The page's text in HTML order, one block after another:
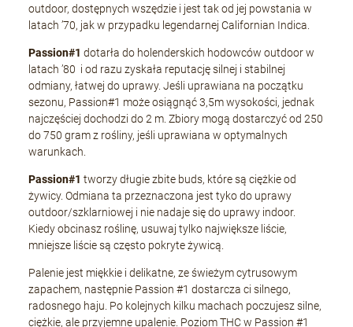
outdoor, dostępnych wszędzie i jest tak od jej powstania w
latach ’70, jak w przypadku legendarnej Californian Indica.
Passion#1 dotarła do holenderskich hodowców outdoor w
latach ’80 i od razu zyskała reputację silnej i stabilnej
odmiany, łatwej do uprawy. Jeśli uprawiana na początku
sezonu, Passion#1 może osiągnąć 3,5m wysokości, jednak
najczęściej dochodzi do 2 m. Zbiory mogą dostarczyć od 250
do 750 gram z rośliny, jeśli uprawiana w optymalnych
warunkach.
Passion#1 tworzy długie zbite buds, które są ciężkie od
żywicy. Odmiana ta przeznaczona jest tyko do uprawy
outdoor/szklarniowej i nie nadaje się do uprawy indoor.
Kiedy obcinasz roślinę, usuwaj tylko największe liście,
mniejsze liście są często pokryte żywicą.
Palenie jest miękkie i delikatne, ze świeżym cytrusowym
zapachem, następnie Passion #1 dostarcza ci silnego,
radosnego haju. Po kolejnych kilku machach poczujesz silne,
ciężkie, ale przyjemne upalenie. Poziom THC w Passion #1